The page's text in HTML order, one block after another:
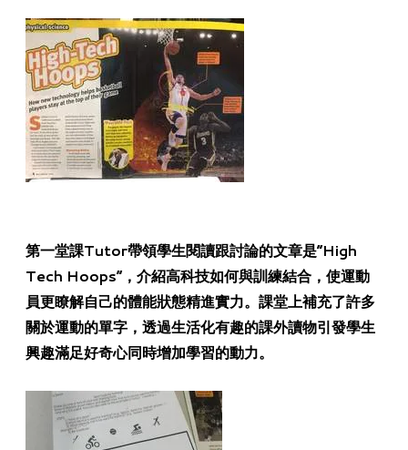
​第一堂課Tutor帶領學生閱讀跟討論的文章是”High
Tech Hoops”，介紹高科技如何與訓練結合，使運動
員更瞭解自己的體能狀態精進實力。課堂上補充了許多
關於運動的單字，透過生活化有趣的課外讀物引發學生
興趣滿足好奇心同時增加學習的動力。